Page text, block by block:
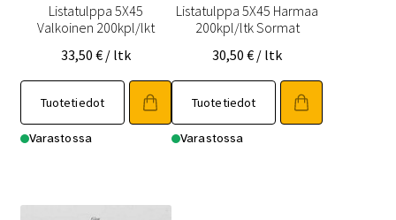
Listatulppa 5X45
Valkoinen 200kpl/lkt
33,50 € / ltk
Tuotetiedot
Varastossa
Listatulppa 5X45 Harmaa
200kpl/ltk Sormat
30,50€ / ltk
Tuotetiedot
Varastossa